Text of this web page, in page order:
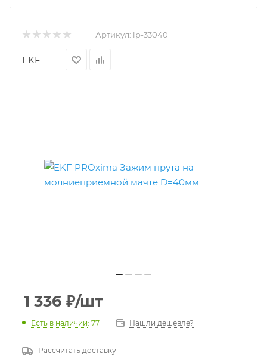
Артикул: lp-33040
EKF
1 336 ₽/шт
Есть в наличии: 77 Нашли дешевле?
Рассчитать доставку